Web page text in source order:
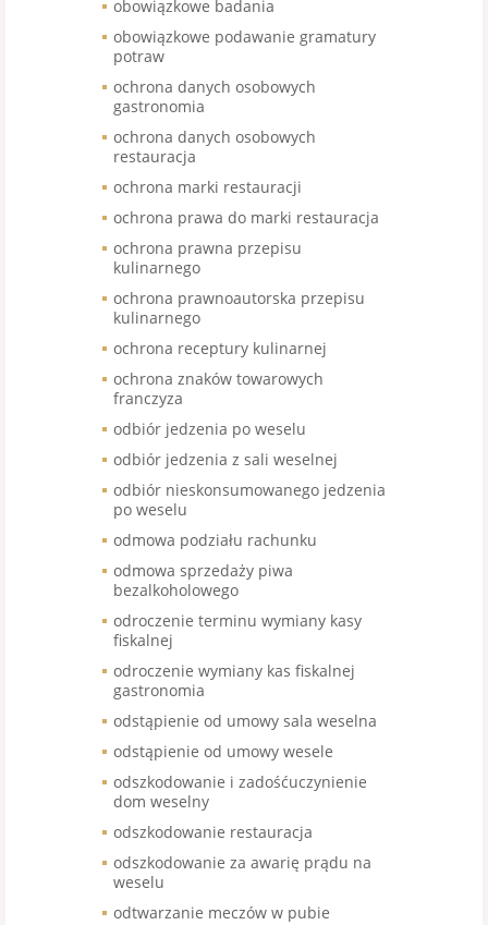
obowiązkowe badania
obowiązkowe podawanie gramatury
potraw
ochrona danych osobowych
gastronomia
ochrona danych osobowych
restauracja
ochrona marki restauracji
ochrona prawa do marki restauracja
ochrona prawna przepisu
kulinarnego
ochrona prawnoautorska przepisu
kulinarnego
ochrona receptury kulinarnej
ochrona znaków towarowych
franczyza
odbiór jedzenia po weselu
odbiór jedzenia z sali weselnej
odbiór nieskonsumowanego jedzenia
po weselu
odmowa podziału rachunku
odmowa sprzedaży piwa
bezalkoholowego
odroczenie terminu wymiany kasy
fiskalnej
odroczenie wymiany kas fiskalnej
gastronomia
odstąpienie od umowy sala weselna
odstąpienie od umowy wesele
odszkodowanie i zadośćuczynienie
dom weselny
odszkodowanie restauracja
odszkodowanie za awarię prądu na
weselu
odtwarzanie meczów w pubie